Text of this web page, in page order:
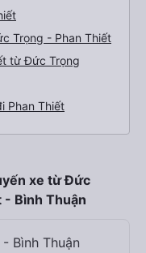
Trọng - Phan Thiết
từ Đức Trọng
Phan Thiết
xe từ Đức
- Bình Thuận
Bình Thuận